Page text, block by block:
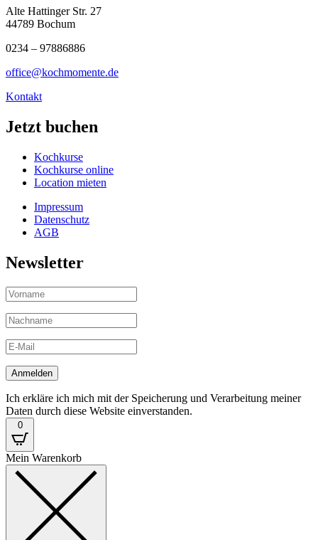
Alte Hattinger Str. 27
44789 Bochum
0234 – 97886886
office@kochmomente.de
Kontakt
Jetzt buchen
Kochkurse
Kochkurse online
Location mieten
Impressum
Datenschutz
AGB
Newsletter
Ich erkläre ich mich mit der Speicherung und Verarbeitung meiner
Daten durch diese Website einverstanden.
0
Mein Warenkorb